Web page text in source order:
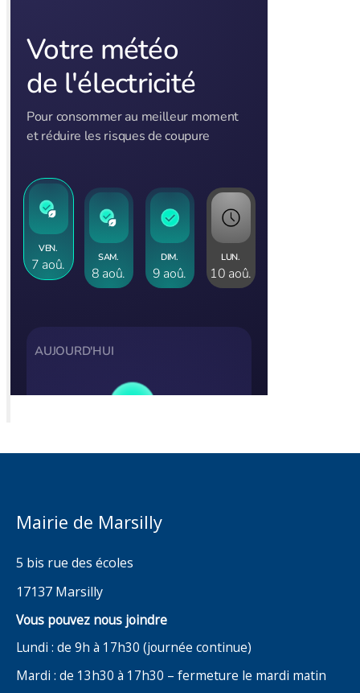
Mairie de Marsilly
5 bis rue des écoles
17137 Marsilly
Vous pouvez nous joindre
Lundi : de 9h à 17h30 (journée continue)
Mardi : de 13h30 à 17h30 – fermeture le mardi matin